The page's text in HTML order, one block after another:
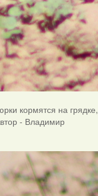
кормятся на грядке,
- Владимир